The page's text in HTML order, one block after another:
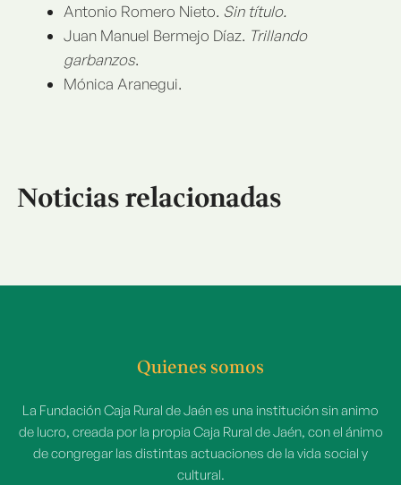
Antonio Romero Nieto. Sin título.
Juan Manuel Bermejo Díaz. Trillando
garbanzos.
Mónica Aranegui.
Noticias relacionadas
Quienes somos
La Fundación Caja Rural de Jaén es una institución sin animo
de lucro, creada por la propia Caja Rural de Jaén, con el ánimo
de congregar las distintas actuaciones de la vida social y
cultural.